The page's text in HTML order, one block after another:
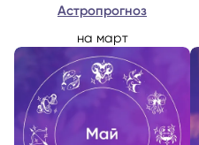
Астропрогноз
на март